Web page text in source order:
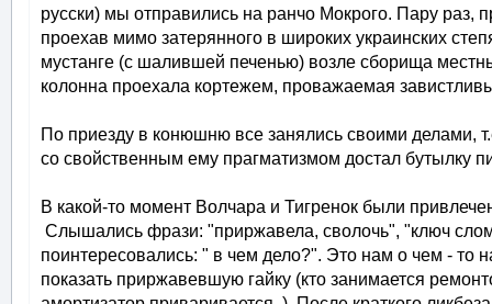
русски) мы отправились на ранчо Мокрого. Пару раз,
проехав мимо затерянного в широких украинских
мустанге (с шалившей печенью) возле сборища
колонна проехала кортежем, проважаемая
По приезду в конюшню все занялись своими делами,
со свойственным ему прагматизмом достал бутылку
В какой-то момент Волчара и Тигренок были
Слышались фрази: "приржавела, сволочь", "ключ
поинтересовались: " в чем дело?". Это нам о чем -
показать приржавевшую гайку (кто занимается